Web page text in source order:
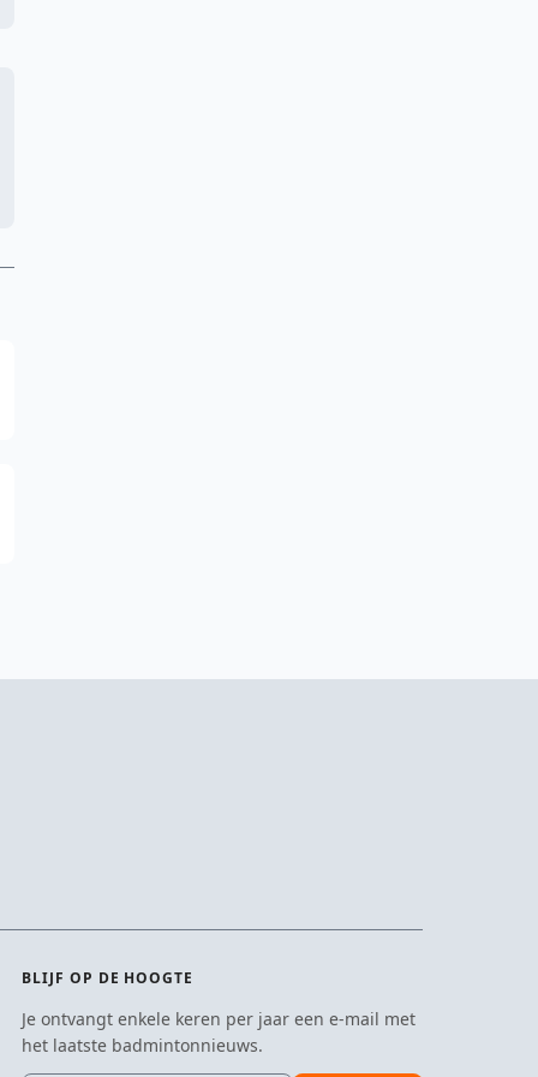
BLIJF OP DE HOOGTE
Je ontvangt enkele keren per jaar een e-mail met
het laatste badmintonnieuws.